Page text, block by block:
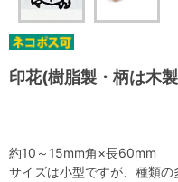
印花(樹脂製・柄は木
約10～15mm角×長60mm
サイズは小型ですが、種類の